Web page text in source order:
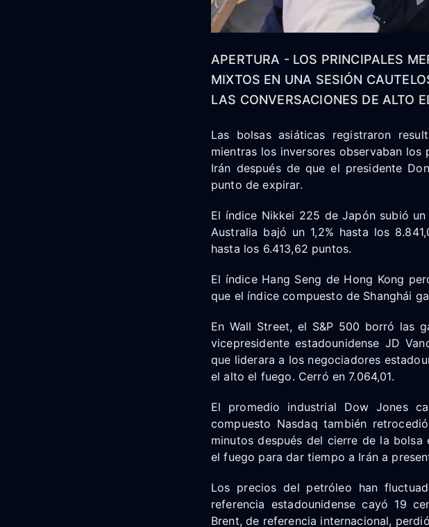
APERTURA - LOS PRINCIPALES
MIXTOS EN UNA SESIÓN
LAS CONVERSACIONES DE ALTO
Las bolsas asiáticas registraron
mientras los inversores observaban
Irán después de que el presidente
punto de expirar.
El índice Nikkei 225 de Japón subió
Australia bajó un 1,2% hasta los
hasta los 6.413,62 puntos.
El índice Hang Seng de Hong Kong
que el índice compuesto de Shanghái
En Wall Street, el S&P 500 borró las
vicepresidente estadounidense JD
que liderara a los negociadores
el alto el fuego. Cerró en 7.064,01.
El promedio industrial Dow Jones
compuesto Nasdaq también
minutos después del cierre de la bolsa
el fuego para dar tiempo a Irán a
Los precios del petróleo han
referencia estadounidense cayó 19
Brent, de referencia internacional,